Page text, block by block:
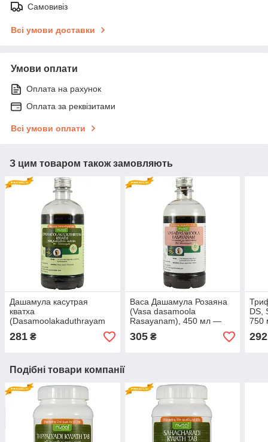
Самовивіз
Всі умови доставки
Умови оплати
Оплата на рахунок
Оплата за реквізитами
Всі умови оплати
З цим товаром також замовляють
Дашамула касутрая
кватха
(Dasamoolakaduthrayam
kwath, Nupal Remedies),
450 мл — Аюрведа
281 ₴
Васа Дашамула Розаяна
(Vasa dasamoola
Rasayanam), 450 мл —
зміцнення органів
дихання
305₴
DS,
750
292
Подібні товари компанії